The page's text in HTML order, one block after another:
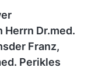
Dr.med.
Franz,
Perikles